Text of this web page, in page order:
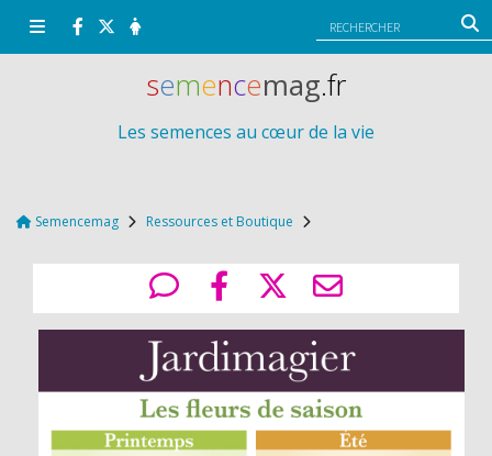
Semencemag Ressources et Boutique
semencemag.fr
Les semences au cœur de la vie
Panneau de gestion des cookies